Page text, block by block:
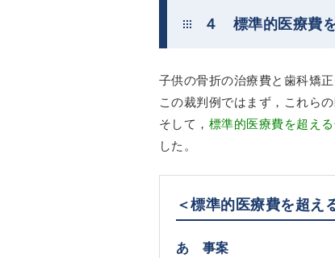
４ 標準的医療費
子供の骨折の治療費と歯科矯
この裁判例ではまず，これら
そして， 標準的医療費を超え
した。
＜標準的医療費を超え
あ 事案